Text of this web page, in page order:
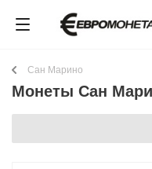
Сан Марино
Монеты Сан